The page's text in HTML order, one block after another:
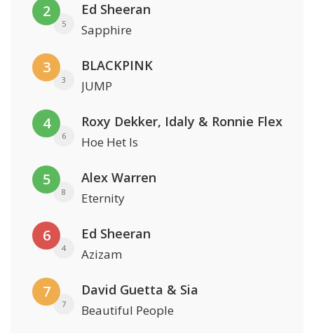
2
5
Ed Sheeran
Sapphire
3
3
BLACKPINK
JUMP
4
6
Roxy Dekker, Idaly & Ronnie Flex
Hoe Het Is
5
8
Alex Warren
Eternity
6
4
Ed Sheeran
Azizam
7
7
David Guetta & Sia
Beautiful People